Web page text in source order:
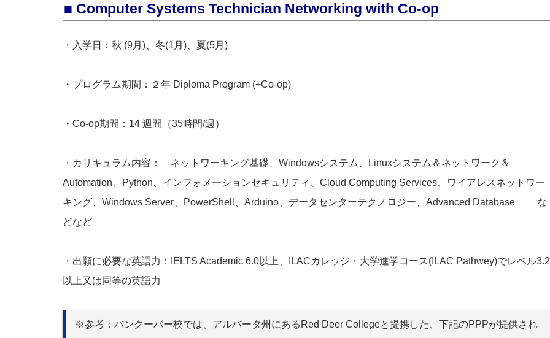
■ Computer Systems Technician Networking with Co-op
・入学日：秋 (9月)、冬(1月)、夏(5月)
・プログラム期間：２年 Diploma Program (+Co-op)
・Co-op期間：14 週間（35時間/週）
・カリキュラム内容： ネットワーキング基礎、Windowsシステム、Linuxシステム＆ネットワーク＆
Automation、Python、インフォメーションセキュリティ、Cloud Computing Services、ワイアレスネットワー
キング、Windows Server、PowerShell、Arduino、データセンターテクノロジー、Advanced Database な
どなど
・出願に必要な英語力：IELTS Academic 6.0以上、ILACカレッジ・大学進学コース(ILAC Pathwey)でレベル3.2
以上又は同等の英語力
※参考：バンクーバー校では、アルバータ州にあるRed Deer Collegeと提携した、下記のPPPが提供され